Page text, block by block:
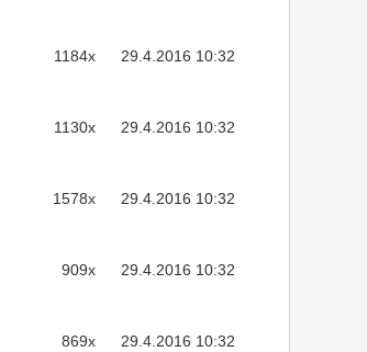
1184x 29.4.2016 10:32
1130x 29.4.2016 10:32
1578x 29.4.2016 10:32
909x 29.4.2016 10:32
869x 29.4.2016 10:32